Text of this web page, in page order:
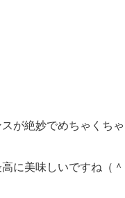
が絶妙でめちゃくちゃ
に美味しいですね（＾